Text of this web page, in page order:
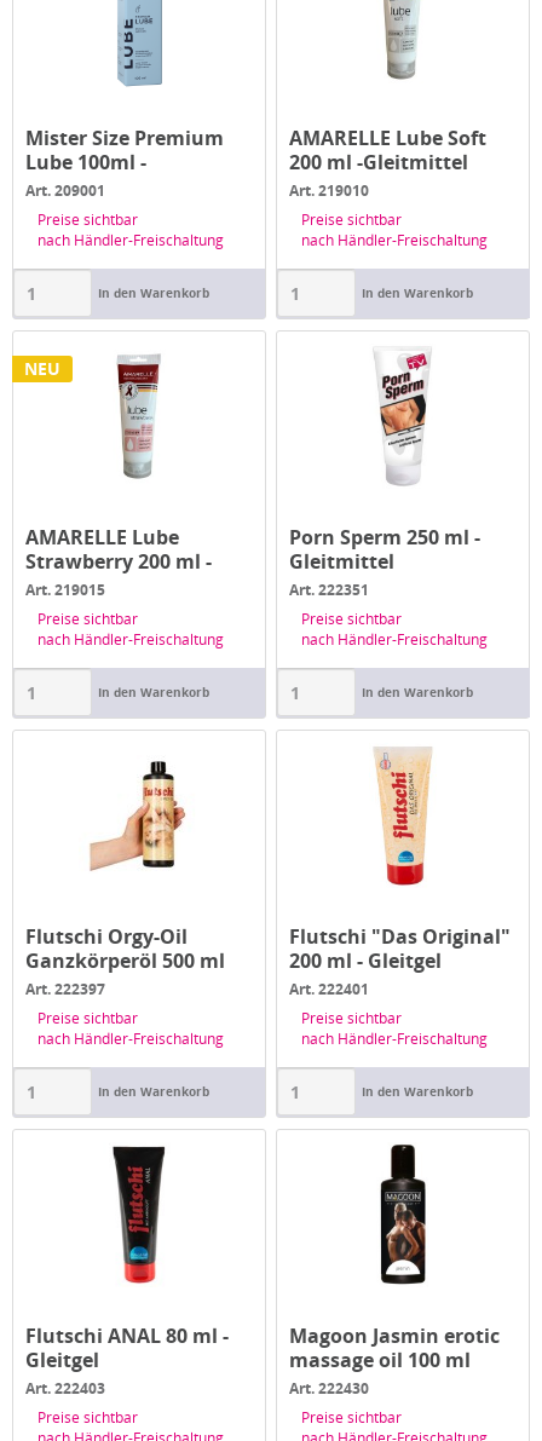
Mister Size Premium
Lube 100ml -
Gleitmittel
Art. 209001
Preise sichtbar
nach Händler-Freischaltung
In den Warenkorb
AMARELLE Lube Soft
200 ml -Gleitmittel
Art. 219010
Preise sichtbar
nach Händler-Freischaltung
In den Warenkorb
NEU
AMARELLE Lube
Strawberry 200 ml -
Gleitmittel
Art. 219015
Preise sichtbar
nach Händler-Freischaltung
In den Warenkorb
Porn Sperm 250 ml -
Gleitmittel
Art. 222351
Preise sichtbar
nach Händler-Freischaltung
In den Warenkorb
Flutschi Orgy-Oil
Ganzkörperöl 500 ml
Art. 222397
Preise sichtbar
nach Händler-Freischaltung
In den Warenkorb
Flutschi "Das Original"
200 ml - Gleitgel
Art. 222401
Preise sichtbar
nach Händler-Freischaltung
In den Warenkorb
Flutschi ANAL 80 ml -
Gleitgel
Art. 222403
Preise sichtbar
Magoon Jasmin erotic
massage oil 100 ml
Art. 222430
Preise sichtbar